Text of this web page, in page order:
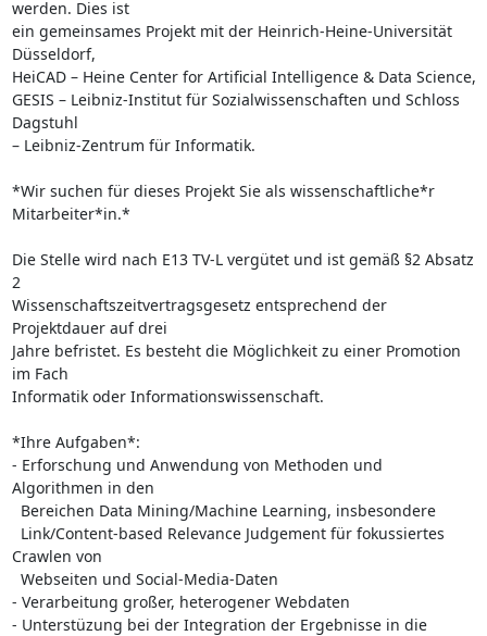
werden. Dies ist
ein gemeinsames Projekt mit der Heinrich-Heine-Universität
Düsseldorf,
HeiCAD – Heine Center for Artificial Intelligence & Data Science,
GESIS – Leibniz-Institut für Sozialwissenschaften und Schloss
Dagstuhl
– Leibniz-Zentrum für Informatik.
*Wir suchen für dieses Projekt Sie als wissenschaftliche*r
Mitarbeiter*in.*
Die Stelle wird nach E13 TV-L vergütet und ist gemäß §2 Absatz
2
Wissenschaftszeitvertragsgesetz entsprechend der
Projektdauer auf drei
Jahre befristet. Es besteht die Möglichkeit zu einer Promotion
im Fach
Informatik oder Informationswissenschaft.
*Ihre Aufgaben*:
- Erforschung und Anwendung von Methoden und
Algorithmen in den
Crawlen von
- Verarbeitung großer, heterogener Webdaten
- Unterstüzung bei der Integration der Ergebnisse in die